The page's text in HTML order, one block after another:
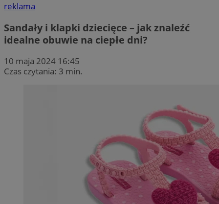
reklama
Sandały i klapki dziecięce – jak znaleźć
idealne obuwie na ciepłe dni?
10 maja 2024 16:45
Czas czytania: 3 min.